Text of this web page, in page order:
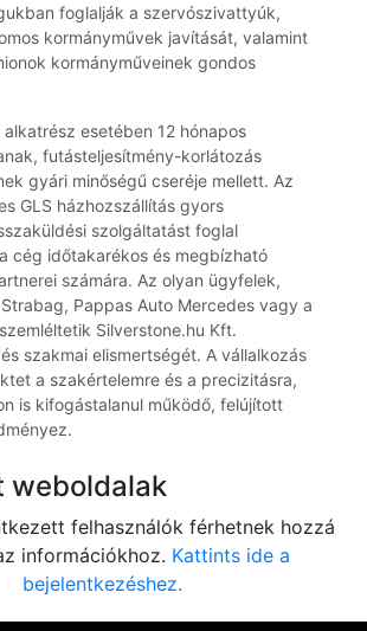
foglalják a szervószivattyúk,
kormányművek javítását, valamint
kormányműveinek gondos
esetében 12 hónapos
futásteljesítmény-korlátozás
gyári minőségű cseréje mellett. Az
GLS házhozszállítás gyors
szolgáltatást foglal
cég időtakarékos és megbízható
számára. Az olyan ügyfelek,
Pappas Auto Mercedes vagy a
Silverstone.hu Kft.
szakmai elismertségét. A vállalkozás
a szakértelemre és a precizitásra,
is kifogástalanul működő, felújított
weboldalak
felhasználók férhetnek hozzá
információkhoz. Kattints ide a
bejelentkezéshez.